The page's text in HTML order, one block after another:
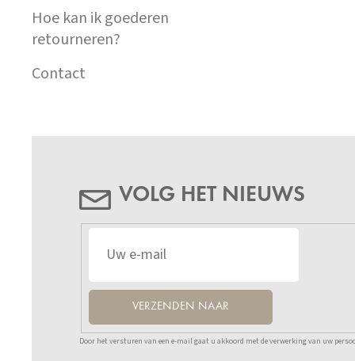
Hoe kan ik goederen
retourneren?
Contact
VOLG HET NIEUWS
VERZENDEN NAAR
Door het versturen van een e-mail gaat u akkoord met de verwerking van uw